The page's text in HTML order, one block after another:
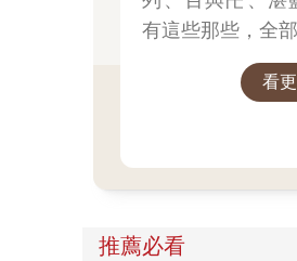
有這些那些，全
看
推薦必看